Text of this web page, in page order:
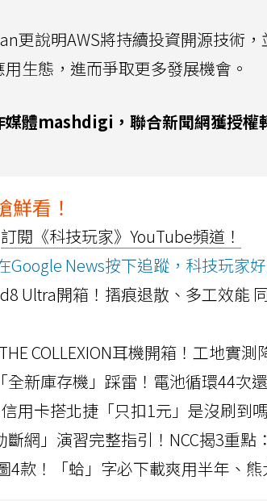
更說明AWS將持續投資開源技術
生態，進而爭取更多發展機會。
媒體mashdigi，聯合新聞網獲授權
鮮看！
訂閱《科技玩家》YouTube頻道！
Google News按下追蹤，科技玩家好
Ultra開箱！摺痕退散、多工效能
COLLEXION耳機開箱！工地實
全新庫存機」踩雷！電池循環44次
用卡搭北捷「只扣1元」是沒刷到
斷網」演習完整指引！NCC揭3重點
4款！「蛤」字必下載爽用半年、